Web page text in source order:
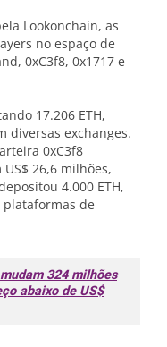
Lookonchain, as
no espaço de
0xC3f8, 0x1717 e
17.206 ETH,
diversas exchanges.
0xC3f8
26,6 milhões,
4.000 ETH,
plataformas de
324 milhões
abaixo de US$